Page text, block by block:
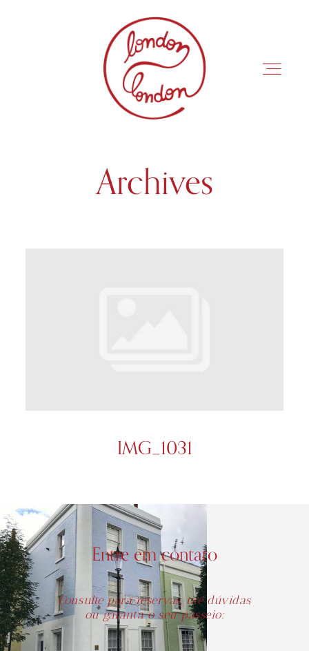
INÍCIO
Archives
IMG_1031
Entre em contato
Consulte para reservas, tire dúvidas
ou garanta o seu passeio: